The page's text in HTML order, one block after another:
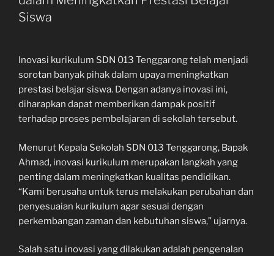
Siswa
Inovasi kurikulum SDN 013 Tenggarong telah menjadi
sorotan banyak pihak dalam upaya meningkatkan
prestasi belajar siswa. Dengan adanya inovasi ini,
diharapkan dapat memberikan dampak positif
terhadap proses pembelajaran di sekolah tersebut.
Menurut Kepala Sekolah SDN 013 Tenggarong, Bapak
Ahmad, inovasi kurikulum merupakan langkah yang
penting dalam meningkatkan kualitas pendidikan.
“Kami berusaha untuk terus melakukan perubahan dan
penyesuaian kurikulum agar sesuai dengan
perkembangan zaman dan kebutuhan siswa,” ujarnya.
Salah satu inovasi yang dilakukan adalah pengenalan